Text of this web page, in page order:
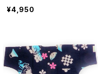
き 木綿晒 星柄入り豆絞
り ピンク×紺 子供用
仕立てシャツ てぬぐいシャ
ツ 濱いちシャツ 焼津
浜通り 港町
¥4,950